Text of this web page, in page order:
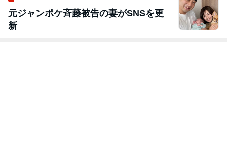
元ジャンポケ斉藤被告の妻がSNSを更
新